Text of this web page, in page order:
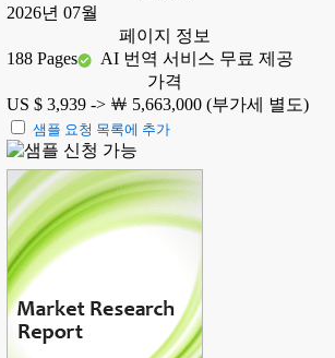
2026년 07월
페이지 정보
188 Pages
AI 번역 서비스 무료 제공
가격
US $ 3,939 -> ￦ 5,663,000 (부가세 별도)
샘플 요청 목록에 추가